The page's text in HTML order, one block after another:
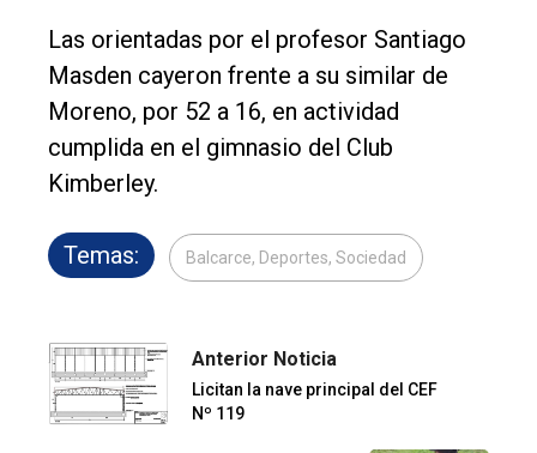
Las orientadas por el profesor Santiago
Masden cayeron frente a su similar de
Moreno, por 52 a 16, en actividad
cumplida en el gimnasio del Club
Kimberley.
Temas: Balcarce, Deportes, Sociedad
Anterior Noticia
Licitan la nave principal del CEF
Nº 119